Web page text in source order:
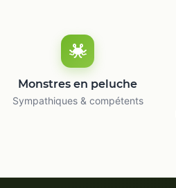
Monstres en peluche
Sympathiques & compétents